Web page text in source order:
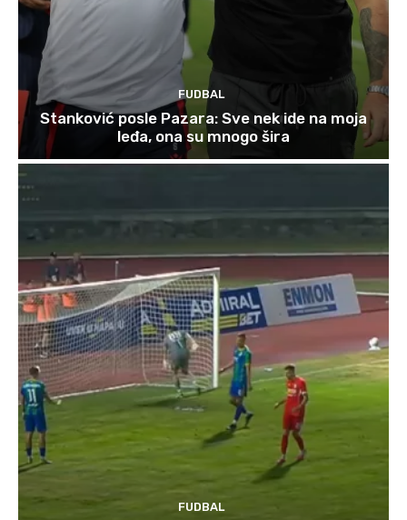
FUDBAL
Stanković posle Pazara: Sve nek ide na moja
leđa, ona su mnogo šira
FUDBAL